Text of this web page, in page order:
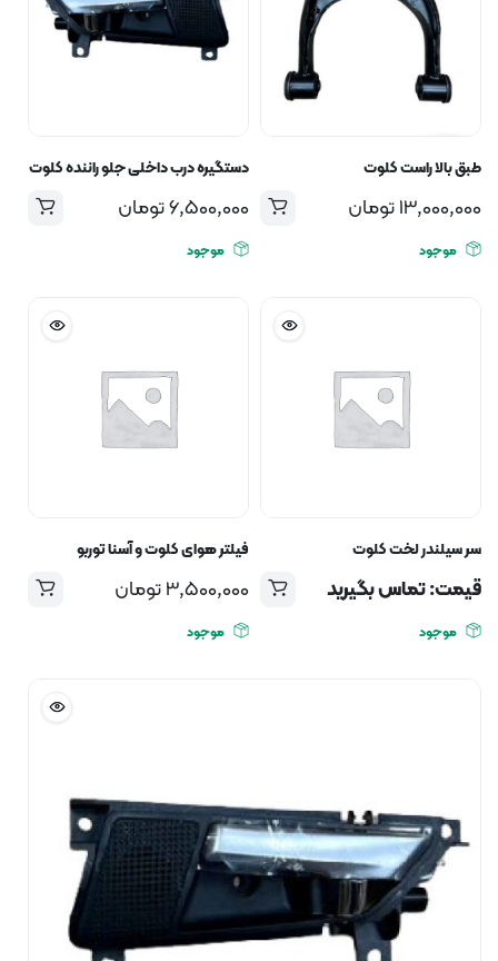
طبق بالا راست کلوت
13,000,000تومان
موجود
دستگیره درب داخلی جلو راننده کلوت
6,500,000تومان
موجود
سر سیلندر لخت کلوت
قیمت: تماس بگیرید
موجود
فیلتر هوای کلوت و آسنا توربو
3,500,000تومان
موجود